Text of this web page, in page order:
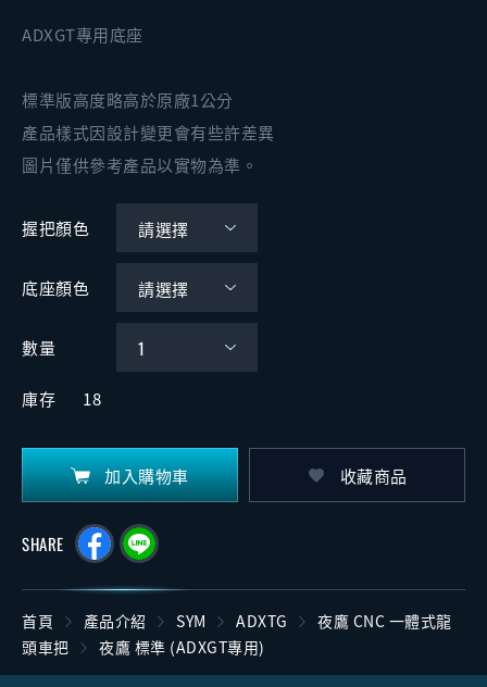
ADXGT專用底座
標準版高度略高於原廠1公分
產品樣式因設計變更會有些許差異
圖片僅供參考產品以實物為準。
握把顏色
底座顏色
數量
庫存 18
加入購物車 收藏商品
SHARE
首頁 產品介紹 SYM ADXTG
夜鷹 CNC 一體式龍
頭車把
夜鷹 標準 (ADXGT專用)